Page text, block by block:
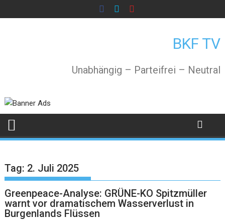
to
BKF TV
Unabhängig – Parteifrei – Neutral
Tag: 2. Juli 2025
Greenpeace-Analyse: GRÜNE-KO Spitzmüller
warnt vor dramatischem Wasserverlust in
Burgenlands Flüssen